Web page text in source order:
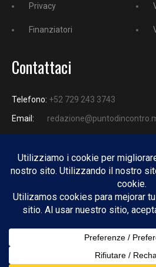
Privacy
Finanziatori
Contattaci
Telefono: +52 729 243 3743
Email:
Copyright © 2025